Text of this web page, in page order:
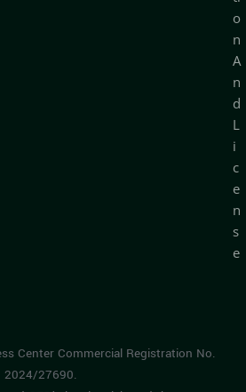
o
n
A
n
d
L
i
c
e
n
s
e
Center Commercial Registration No.
2024/27690.